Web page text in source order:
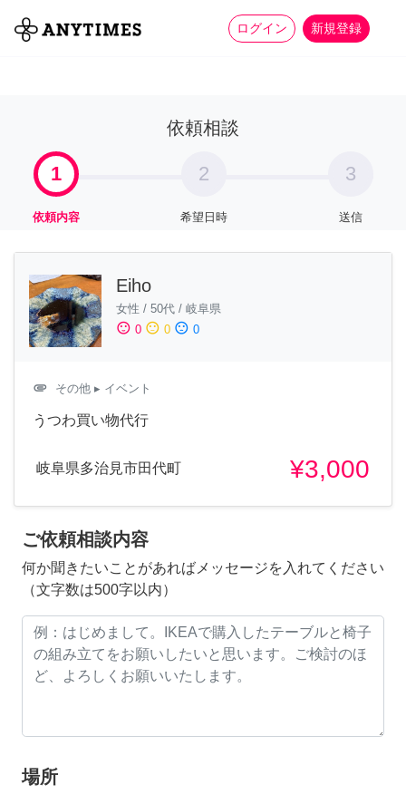
ログイン 新規登録
全て 家事 more_horiz
依頼相談
1
依頼内容
2
希望日時
3
送信
Eiho
女性 / 50代 / 岐阜県
sentiment_satisfied 0 sentiment_neutral 0 sentiment_dissatisfied 0
attachment その他 ▸ イベント
うつわ買い物代行
岐阜県多治見市田代町 ¥3,000
ご依頼相談内容
何か聞きたいことがあればメッセージを入れてください
（文字数は500字以内）
場所